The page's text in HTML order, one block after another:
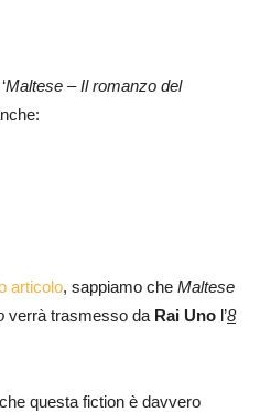
Maltese – Il romanzo del
articolo, sappiamo che Maltese
verrà trasmesso da Rai Uno l’8
questa fiction è davvero